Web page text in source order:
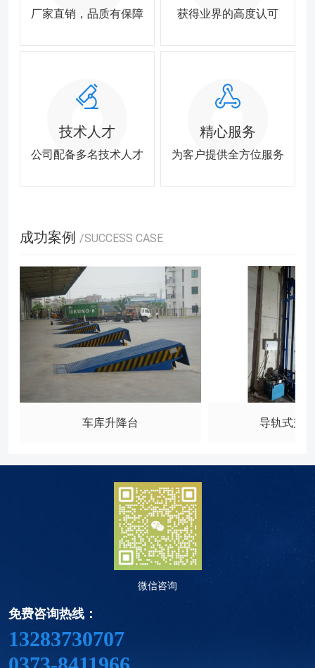
厂家直销，品质有保障 获得业界的高度认可
技术人才
公司配备多名技术人才
精心服务
为客户提供全方位服务
成功案例 /SUCCESS CASE
车库升降台 导轨式升
微信咨询
免费咨询热线：
13283730707